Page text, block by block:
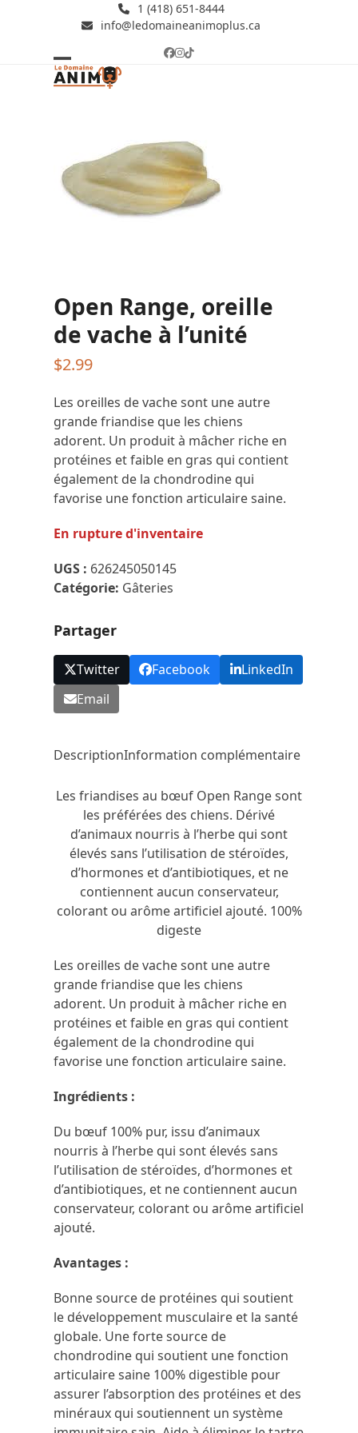
1 (418) 651-8444
info@ledomaineanimoplus.ca
Facebook
Instagram
Tiktok
Open
Close
Open Range, oreille
de vache à l’unité
$2.99
Les oreilles de vache sont une autre
grande friandise que les chiens
adorent. Un produit à mâcher riche en
protéines et faible en gras qui contient
également de la chondrodine qui
favorise une fonction articulaire saine.
En rupture d'inventaire
UGS : 626245050145
Catégorie: Gâteries
Partager
Twitter Facebook
LinkedIn
Email
DescriptionInformation complémentaire
Les friandises au bœuf Open Range sont
les préférées des chiens. Dérivé
d’animaux nourris à l’herbe qui sont
élevés sans l’utilisation de stéroïdes,
d’hormones et d’antibiotiques, et ne
contiennent aucun conservateur,
colorant ou arôme artificiel ajouté. 100%
digeste
Les oreilles de vache sont une autre
grande friandise que les chiens
adorent. Un produit à mâcher riche en
protéines et faible en gras qui contient
également de la chondrodine qui
favorise une fonction articulaire saine.
Ingrédients :
Du bœuf 100% pur, issu d’animaux
nourris à l’herbe qui sont élevés sans
l’utilisation de stéroïdes, d’hormones et
d’antibiotiques, et ne contiennent aucun
conservateur, colorant ou arôme artificiel
ajouté.
Avantages :
Bonne source de protéines qui soutient
le développement musculaire et la santé
globale. Une forte source de
chondrodine qui soutient une fonction
articulaire saine 100% digestible pour
assurer l’absorption des protéines et des
minéraux qui soutiennent un système